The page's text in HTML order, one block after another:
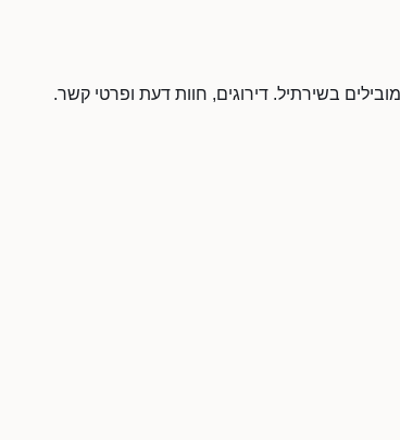
בשירתיל. דירוגים, חוות דעת ופרטי קשר.